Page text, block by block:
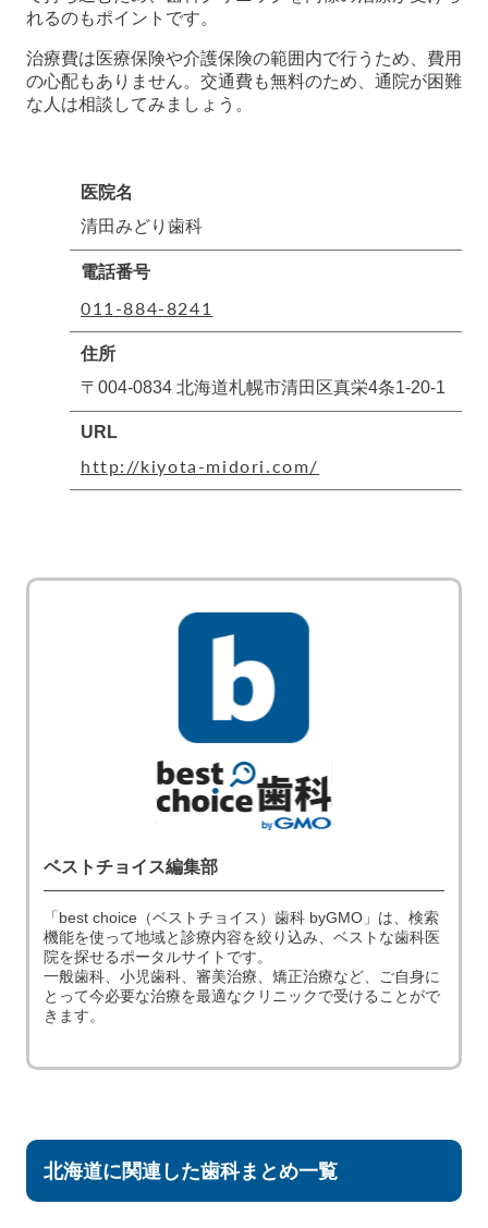
れるのもポイントです。
治療費は医療保険や介護保険の範囲内で行うため、費用
の心配もありません。交通費も無料のため、通院が困難
な人は相談してみましょう。
医院名
清田みどり歯科
電話番号
011-884-8241
住所
〒004-0834 北海道札幌市清田区真栄4条1-20-1
URL
http://kiyota-midori.com/
ベストチョイス編集部
「best choice（ベストチョイス）歯科 byGMO」は、検索
機能を使って地域と診療内容を絞り込み、ベストな歯科医
院を探せるポータルサイトです。
一般歯科、小児歯科、審美治療、矯正治療など、ご自身に
とって今必要な治療を最適なクリニックで受けることがで
きます。
北海道に関連した歯科まとめ一覧